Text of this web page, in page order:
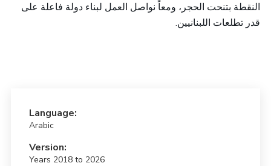
النقطة بتنحت الحجر، ومعاً نواصل العمل لبناء دولة فاعلة على
قدر تطلعات اللبنانيين.
Language:
Arabic
Version:
Years 2018 to 2026